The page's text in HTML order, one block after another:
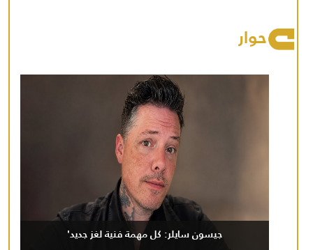
حوار
جيسون سايلر: كل مهمة فنية لغز جديد'